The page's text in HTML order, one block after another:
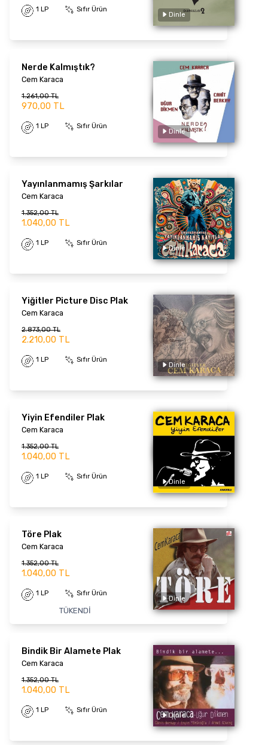
1 LP Sıfır Ürün
Dinle
Nerde Kalmıştık?
Cem Karaca
1.261,00 TL
970,00 TL
1 LP Sıfır Ürün
Dinle
Yayınlanmamış Şarkılar
Cem Karaca
1.352,00 TL
1.040,00 TL
1 LP Sıfır Ürün
Yiğitler Picture Disc Plak
Cem Karaca
2.873,00 TL
2.210,00 TL
1 LP Sıfır Ürün
Dinle
Yiyin Efendiler Plak
Cem Karaca
1.352,00 TL
1.040,00 TL
1 LP Sıfır Ürün
Dinle
Töre Plak
Cem Karaca
1.352,00 TL
1.040,00 TL
1 LP Sıfır Ürün
TÜKENDİ
Bindik Bir Alamete Plak
Cem Karaca
1.352,00 TL
1.040,00 TL
1 LP Sıfır Ürün